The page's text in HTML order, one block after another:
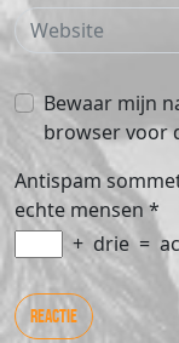
Bewaar mijn
browser voor
Antispam
echte mensen*
+ drie =